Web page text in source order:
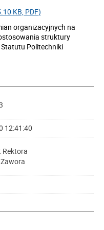
KB, PDF)
organizacyjnych na
struktury
Politechniki
12:41:40
Rektora